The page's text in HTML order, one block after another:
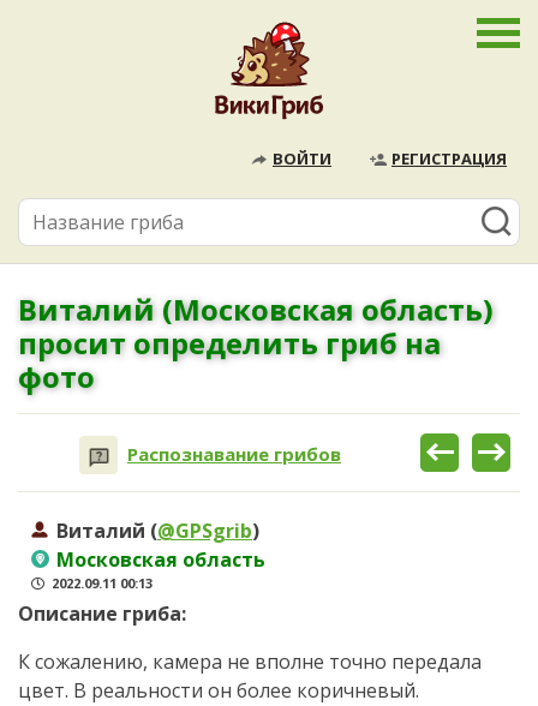
ВОЙТИ РЕГИСТРАЦИЯ
Виталий (Московская область)
просит определить гриб на
фото
Распознавание грибов
Виталий (@GPSgrib)
Московская область
2022.09.11 00:13
Описание гриба:
К сожалению, камера не вполне точно передала
цвет. В реальности он более коричневый.